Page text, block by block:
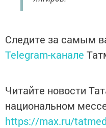
Следите за самым
Telegram-канале
Читайте новости
национальном
https://max.ru/